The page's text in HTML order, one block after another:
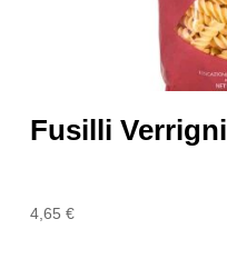
Fusilli Verrigni
4,65€